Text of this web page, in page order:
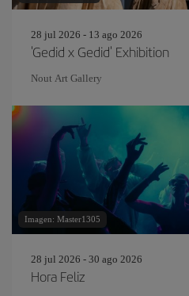
28 jul 2026 - 13 ago 2026
'Gedid x Gedid' Exhibition
Nout Art Gallery
Imagen: Master1305
28 jul 2026 - 30 ago 2026
Hora Feliz